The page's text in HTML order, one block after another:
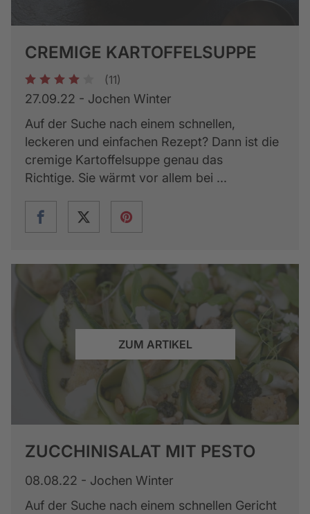
CREMIGE KARTOFFELSUPPE
1 2 3 4 (11)
27.09.22 - Jochen Winter
Auf der Suche nach einem schnellen,
leckeren und einfachen Rezept? Dann ist die
cremige Kartoffelsuppe genau das
Richtige. Sie wärmt vor allem bei ...
ZUM ARTIKEL
ZUCCHINISALAT MIT PESTO
08.08.22 - Jochen Winter
Auf der Suche nach einem schnellen Gericht